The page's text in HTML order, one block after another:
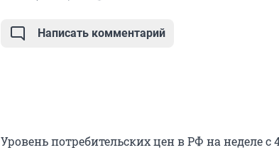
Написать комментарий
Уровень потребительских цен в РФ на неделе с